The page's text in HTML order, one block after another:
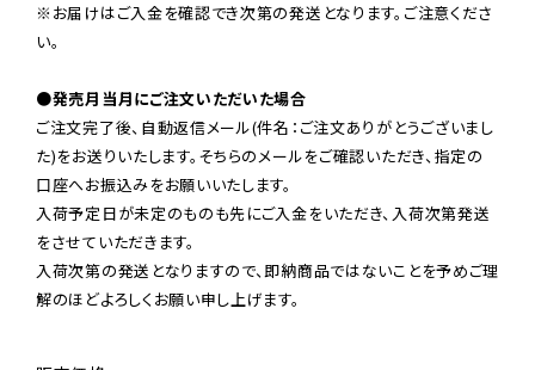
※お届けはご入金を確認でき次第の発送となります。ご注意くださ
い。
●発売月当月にご注文いただいた場合
ご注文完了後、自動返信メール(件名：ご注文ありがとうございまし
た)をお送りいたします。そちらのメールをご確認いただき、指定の
口座へお振込みをお願いいたします。
入荷予定日が未定のものも先にご入金をいただき、入荷次第発送
をさせていただきます。
入荷次第の発送となりますので、即納商品ではないことを予めご理
解のほどよろしくお願い申し上げます。